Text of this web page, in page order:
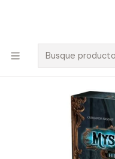
🚀 ¡Despachamos a todo
$100.000 y a RM sobre
Inicio
Mysterium -